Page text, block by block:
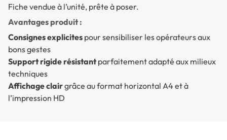
Fiche vendue à l’unité, prête à poser.
Avantages produit :
Consignes explicites pour sensibiliser les opérateurs aux
bons gestes
Support rigide résistantparfaitement adapté aux milieux
techniques
Affichage clairgrâce au format horizontal A4 et à
l’impression HD